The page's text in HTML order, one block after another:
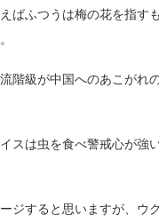
ばふつうは梅の花を指す
階級が中国へのあこがれ
スは虫を食べ警戒心が強
ジすると思いますが、ウ